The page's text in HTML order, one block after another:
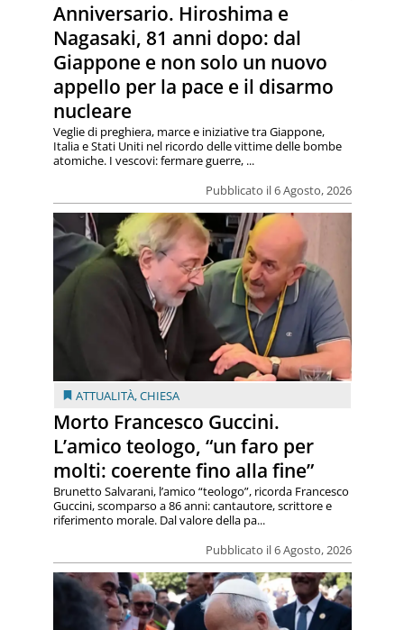
Anniversario. Hiroshima e
Nagasaki, 81 anni dopo: dal
Giappone e non solo un nuovo
appello per la pace e il disarmo
nucleare
Pubblicato il 6 Agosto, 2026
Veglie di preghiera, marce e iniziative tra Giappone,
Italia e Stati Uniti nel ricordo delle vittime delle bombe
atomiche. I vescovi: fermare guerre, ...
ATTUALITÀ,CHIESA
Morto Francesco Guccini.
L’amico teologo, “un faro per
molti: coerente fino alla fine”
Pubblicato il 6 Agosto, 2026
Brunetto Salvarani, l’amico “teologo”, ricorda Francesco
Guccini, scomparso a 86 anni: cantautore, scrittore e
riferimento morale. Dal valore della pa...